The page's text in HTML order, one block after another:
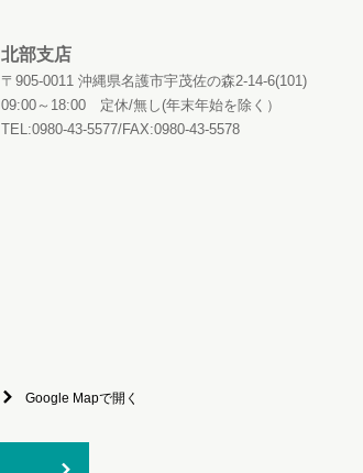
北部支店
〒905-0011 沖縄県名護市宇茂佐の森2-14-6(101)
09:00～18:00 定休/無し(年末年始を除く）
TEL:0980-43-5577/FAX:0980-43-5578
Google Mapで開く